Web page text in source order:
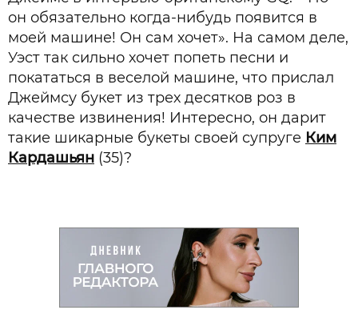
он обязательно когда-нибудь появится в
моей машине! Он сам хочет». На самом деле,
Уэст так сильно хочет попеть песни и
покататься в веселой машине, что прислал
Джеймсу букет из трех десятков роз в
качестве извинения! Интересно, он дарит
такие шикарные букеты своей супруге Ким
Кардашьян (35)?